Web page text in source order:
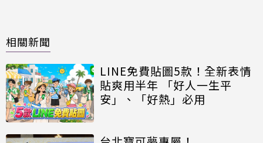
相關新聞
LINE免費貼圖5款！全新表情
貼爽用半年 「好人一生平
安」、「好熱」必用